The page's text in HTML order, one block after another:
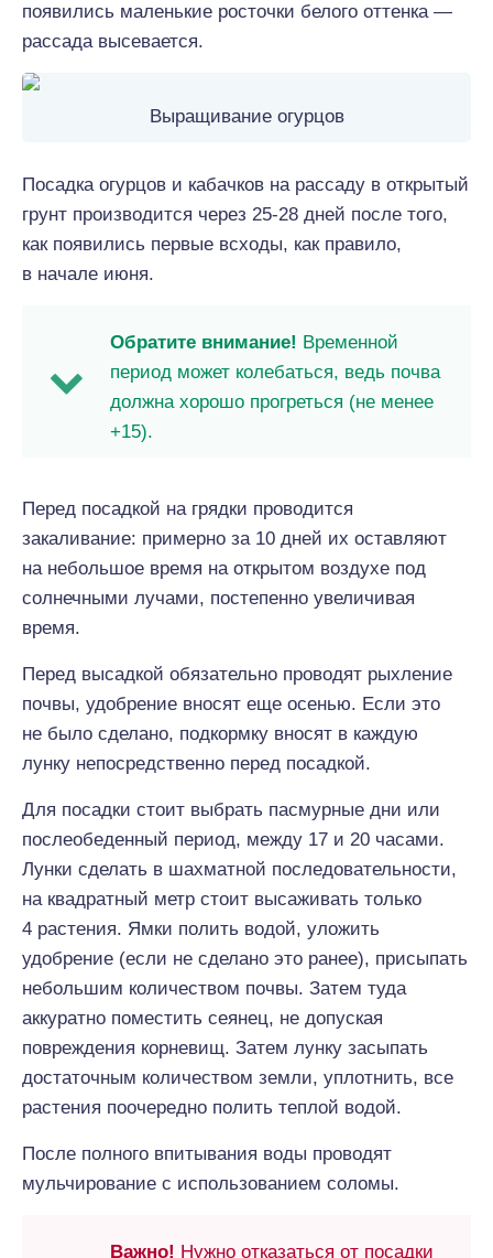
появились маленькие росточки белого оттенка —
рассада высевается.
Выращивание огурцов
Посадка огурцов и кабачков на рассаду в открытый
грунт производится через 25-28 дней после того,
как появились первые всходы, как правило,
в начале июня.
Обратите внимание! Временной
период может колебаться, ведь почва
должна хорошо прогреться (не менее
+15).
Перед посадкой на грядки проводится
закаливание: примерно за 10 дней их оставляют
на небольшое время на открытом воздухе под
солнечными лучами, постепенно увеличивая
время.
Перед высадкой обязательно проводят рыхление
почвы, удобрение вносят еще осенью. Если это
не было сделано, подкормку вносят в каждую
лунку непосредственно перед посадкой.
Для посадки стоит выбрать пасмурные дни или
послеобеденный период, между 17 и 20 часами.
Лунки сделать в шахматной последовательности,
на квадратный метр стоит высаживать только
4 растения. Ямки полить водой, уложить
удобрение (если не сделано это ранее), присыпать
небольшим количеством почвы. Затем туда
аккуратно поместить сеянец, не допуская
повреждения корневищ. Затем лунку засыпать
достаточным количеством земли, уплотнить, все
растения поочередно полить теплой водой.
После полного впитывания воды проводят
мульчирование с использованием соломы.
Важно! Нужно отказаться от посадки